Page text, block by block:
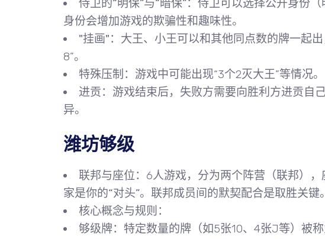
侍卫的“明保”与“暗保”：侍卫可以选择公开身份
身份会增加游戏的欺骗性和趣味性。
"挂画"：大王、小王可以和其他同点数的牌一起
8”。
特殊压制 ：游戏中可能出现“3个2灭大王”等情况。
进贡：游戏结束后，失败方需要向胜利方进贡自
异。
潍坊够级
联邦与座位：6人游戏，分为两个阵营（联邦），
家是你的“对头”。联邦成员间的默契配合是取胜关键。
核心概念与规则 ：
够级牌：特定数量的牌（如5张10、4张J等）被称